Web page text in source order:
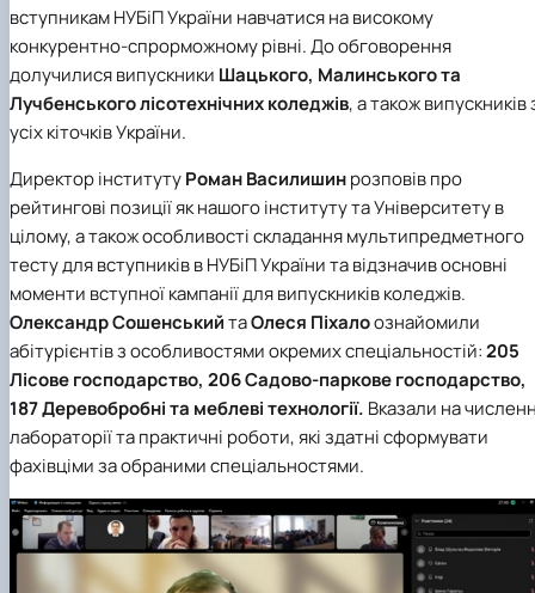
вступникам НУБіП України навчатися на високому
конкурентно-спрорможному рівні. До обговорення
долучилися випускники Шацького, Малинського та
Лучбенського лісотехнічних коледжів, а також випускників
усіх кіточків України.
Директор інститутуРоман Василишинрозповів про
рейтингові позиції як нашого інституту та Університету в
цілому, а також особливості складання мультипредметного
тесту для вступників в НУБіП України та відзначив основні
моменти вступної кампанії для випускників коледжів.
Олександр СошенськийтаОлеся Піхалоознайомили
абітурієнтів з особливостями окремих спеціальностій:205
Лісове господарство, 206 Садово-паркове господарство,
187 Деревобробні та меблеві технології. Вказали на
лабораторії та практичні роботи, які здатні сформувати
фахівціми за обраними спеціальностями.